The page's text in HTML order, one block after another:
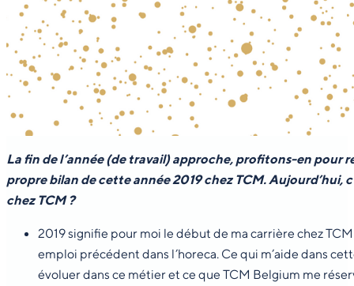
La fin de l’année (de travail) approche, profitons-en pour
propre bilan de cette année 2019 chez TCM.
chez TCM ?
2019 signifie pour moi le début de ma carrière chez
emploi précédent dans l’horeca. Ce qui m’aide dans
évoluer dans ce métier et ce que TCM Belgium me